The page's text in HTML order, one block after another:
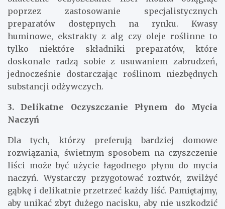
poprzez zastosowanie specjalistycznych
preparatów dostępnych na rynku. Kwasy
huminowe, ekstrakty z alg czy oleje roślinne to
tylko niektóre składniki preparatów, które
doskonale radzą sobie z usuwaniem zabrudzeń,
jednocześnie dostarczając roślinom niezbędnych
substancji odżywczych.
3. Delikatne Oczyszczanie Płynem do Mycia
Naczyń
Dla tych, którzy preferują bardziej domowe
rozwiązania, świetnym sposobem na czyszczenie
liści może być użycie łagodnego płynu do mycia
naczyń. Wystarczy przygotować roztwór, zwilżyć
gąbkę i delikatnie przetrzeć każdy liść. Pamiętajmy,
aby unikać zbyt dużego nacisku, aby nie uszkodzić